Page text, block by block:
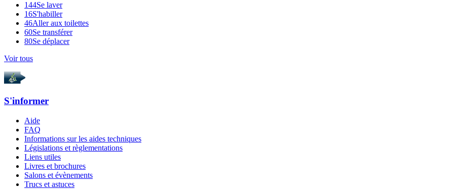
144Se laver
16S'habiller
46Aller aux toilettes
60Se transférer
80Se déplacer
Voir tous
S'informer
Aide
FAQ
Informations sur les aides techniques
Législations et règlementations
Liens utiles
Livres et brochures
Salons et évènements
Trucs et astuces